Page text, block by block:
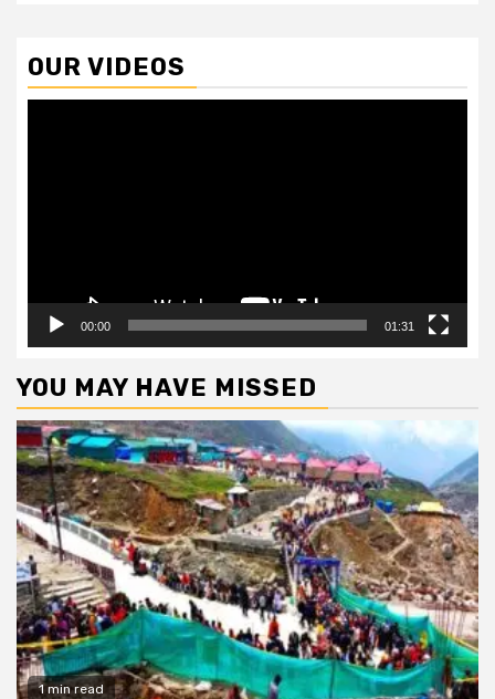
OUR VIDEOS
00:00 01:31
YOU MAY HAVE MISSED
1 min read